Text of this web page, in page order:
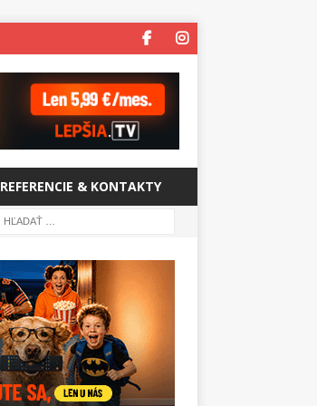
REFERENCIE & KONTAKTY